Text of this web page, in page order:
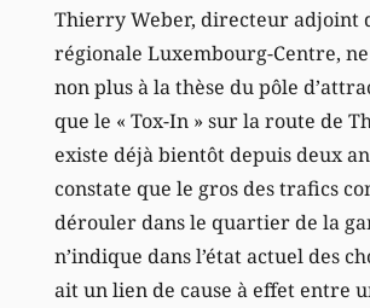
Thierry Weber, directeur adjoint
régionale Luxembourg-Centre,
non plus à la thèse du pôle
que le « Tox-In » sur la route de
existe déjà bientôt depuis deux
constate que le gros des trafics
dérouler dans le quartier de la
n’indique dans l’état actuel des
ait un lien de cause à effet entre